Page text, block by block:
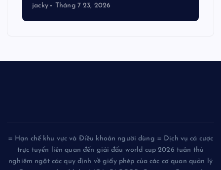
jacky Tháng 7 23, 2026
= Hạn chế khu vực và Điều khoản người dùng = Dịch vụ cá cược
trực tuyến liên quan đến giải đấu world cup 2026 tuân thủ
nghiêm ngặt các quy định về giấy phép của các cơ quan quản lý